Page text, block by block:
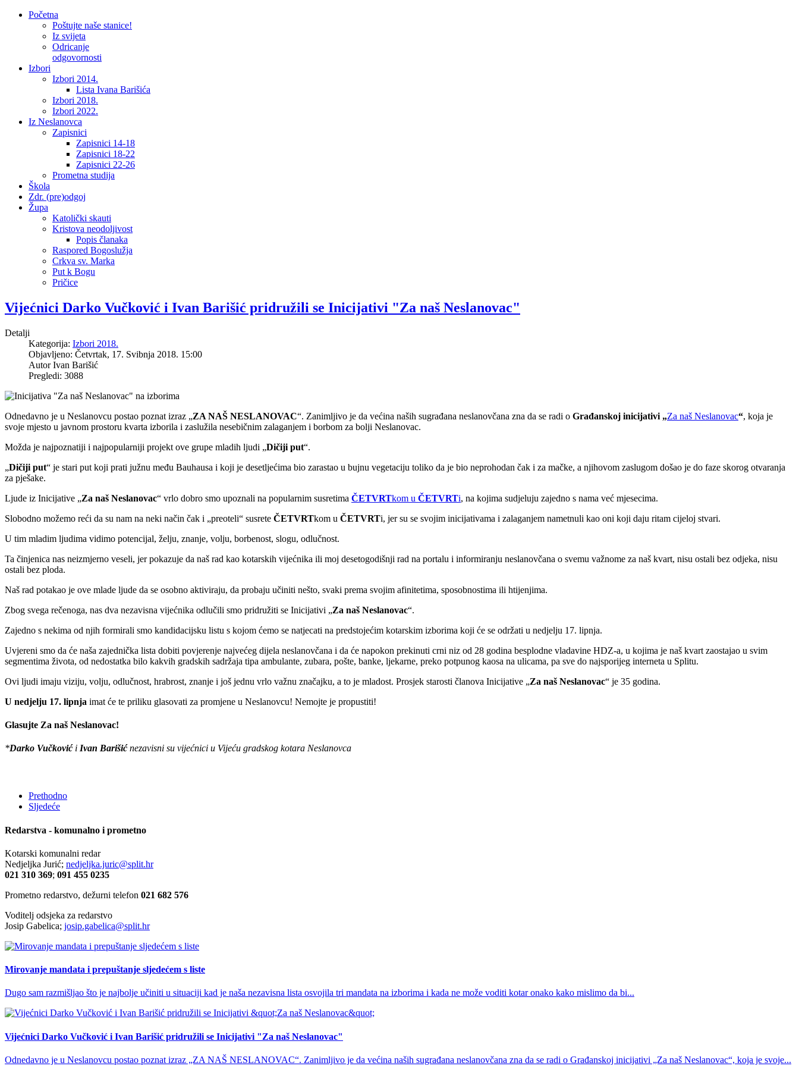
Početna
Poštujte naše stanice!
Iz svijeta
Odricanje
odgovornosti
Izbori
Izbori 2014.
Lista Ivana Barišića
Izbori 2018.
Izbori 2022.
Iz Neslanovca
Zapisnici
Zapisnici 14-18
Zapisnici 18-22
Zapisnici 22-26
Prometna studija
Škola
Zdr. (pre)odgoj
Župa
Katolički skauti
Kristova neodoljivost
Popis članaka
Raspored Bogoslužja
Crkva sv. Marka
Put k Bogu
Pričice
Vijećnici Darko Vučković i Ivan Barišić pridružili se Inicijativi "Za naš Neslanovac"
Detalji
Kategorija: Izbori 2018.
Objavljeno: Četvrtak, 17. Svibnja 2018. 15:00
AutorIvan Barišić
Pregledi: 3088
Odnedavno je u Neslanovcu postao poznat izraz „ZA NAŠ NESLANOVAC“. Zanimljivo je da većina naših sugrađana neslanovčana zna da se radi o Građanskoj inicijativi „Za naš Neslanovac“, koja je
svoje mjesto u javnom prostoru kvarta izborila i zaslužila nesebičnim zalaganjem i borbom za bolji Neslanovac.
Možda je najpoznatiji i najpopularniji projekt ove grupe mladih ljudi „Dičiji put“.
„Dičiji put“ je stari put koji prati južnu među Bauhausa i koji je desetljećima bio zarastao u bujnu vegetaciju toliko da je bio neprohodan čak i za mačke, a njihovom zaslugom došao je do faze skorog otvaranja
za pješake.
Ljude iz Inicijative „Za naš Neslanovac“ vrlo dobro smo upoznali na popularnim susretima ČETVRTkom u ČETVRTi, na kojima sudjeluju zajedno s nama već mjesecima.
Slobodno možemo reći da su nam na neki način čak i „preoteli“ susrete ČETVRTkom u ČETVRTi, jer su se svojim inicijativama i zalaganjem nametnuli kao oni koji daju ritam cijeloj stvari.
U tim mladim ljudima vidimo potencijal, želju, znanje, volju, borbenost, slogu, odlučnost.
Ta činjenica nas neizmjerno veseli, jer pokazuje da naš rad kao kotarskih vijećnika ili moj desetogodišnji rad na portalu i informiranju neslanovčana o svemu važnome za naš kvart, nisu ostali bez odjeka, nisu
ostali bez ploda.
Naš rad potakao je ove mlade ljude da se osobno aktiviraju, da probaju učiniti nešto, svaki prema svojim afinitetima, sposobnostima ili htijenjima.
Zbog svega rečenoga, nas dva nezavisna vijećnika odlučili smo pridružiti se Inicijativi „Za naš Neslanovac“.
Zajedno s nekima od njih formirali smo kandidacijsku listu s kojom ćemo se natjecati na predstojećim kotarskim izborima koji će se održati u nedjelju 17. lipnja.
Uvjereni smo da će naša zajednička lista dobiti povjerenje najvećeg dijela neslanovčana i da će napokon prekinuti crni niz od 28 godina besplodne vladavine HDZ-a, u kojima je naš kvart zaostajao u svim
segmentima života, od nedostatka bilo kakvih gradskih sadržaja tipa ambulante, zubara, pošte, banke, ljekarne, preko potpunog kaosa na ulicama, pa sve do najsporijeg interneta u Splitu.
Ovi ljudi imaju viziju, volju, odlučnost, hrabrost, znanje i još jednu vrlo važnu značajku, a to je mladost. Prosjek starosti članova Inicijative „Za naš Neslanovac“ je 35 godina.
U nedjelju 17. lipnja imat će te priliku glasovati za promjene u Neslanovcu! Nemojte je propustiti!
Glasujte Za naš Neslanovac!
*Darko Vučkovići Ivan Barišićnezavisni su vijećnici u Vijeću gradskog kotara Neslanovca
Prethodno
Sljedeće
Redarstva - komunalno i prometno
Kotarski komunalni redar
Nedjeljka Jurić; nedjeljka.juric@split.hr
021 310 369; 091 455 0235
Prometno redarstvo, dežurni telefon 021 682 576
Voditelj odsjeka za redarstvo
Josip Gabelica; josip.gabelica@split.hr
Mirovanje mandata i prepuštanje sljedećem s liste
Dugo sam razmišljao što je najbolje učiniti u situaciji kad je naša nezavisna lista osvojila tri mandata na izborima i kada ne može voditi kotar onako kako mislimo da bi...
Vijećnici Darko Vučković i Ivan Barišić pridružili se Inicijativi "Za naš Neslanovac"
Odnedavno je u Neslanovcu postao poznat izraz „ZA NAŠ NESLANOVAC“. Zanimljivo je da većina naših sugrađana neslanovčana zna da se radi o Građanskoj inicijativi „Za naš Neslanovac“, koja je svoje...